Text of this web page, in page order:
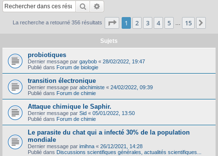
Rechercher
La recherche a retourné 356 résultats Page 1sur15
1 2 3 4 5 15
Sujets
probiotiques
Dernier message par gaybob « 28/02/2022, 19:47
Publié dans Forum de biologie
transition électronique
Dernier message par abchimiste « 24/02/2022, 09:39
Publié dans Forum de chimie
Attaque chimique le Saphir.
Dernier message par Sid « 05/01/2022, 13:50
Publié dans Forum de chimie
Le parasite du chat qui a infecté 30% de la population
mondiale
Dernier message par imihna « 26/12/2021, 14:28
Publié dans Discussions scientifiques générales, actualités scientifiques...